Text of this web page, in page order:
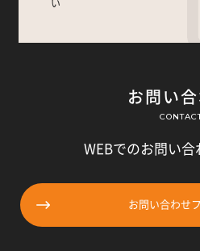
い
お問い
WEBでのお問い合
お問い合わせ